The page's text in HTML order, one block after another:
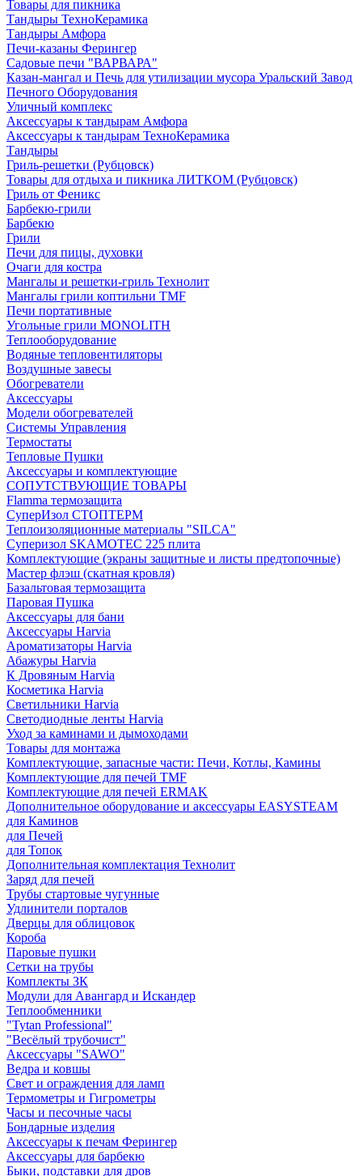
Товары для пикника
Тандыры ТехноКерамика
Тандыры Амфора
Печи-казаны Ферингер
Садовые печи "ВАРВАРА"
Казан-мангал и Печь для утилизации мусора Уральский Завод
Печного Оборудования
Уличный комплекс
Аксессуары к тандырам Амфора
Аксессуары к тандырам ТехноКерамика
Тандыры
Гриль-решетки (Рубцовск)
Товары для отдыха и пикника ЛИТКОМ (Рубцовск)
Гриль от Феникс
Барбекю-грили
Барбекю
Грили
Печи для пицы, духовки
Очаги для костра
Мангалы и решетки-гриль Технолит
Мангалы грили коптильни TMF
Печи портативные
Угольные грили MONOLITH
Теплооборудование
Водяные тепловентиляторы
Воздушные завесы
Обогреватели
Аксессуары
Модели обогревателей
Системы Управления
Термостаты
Тепловые Пушки
Аксессуары и комплектующие
СОПУТСТВУЮЩИЕ ТОВАРЫ
Flamma термозащита
СуперИзол СТОПТЕРМ
Теплоизоляционные материалы "SILCA"
Суперизол SKAMOTEC 225 плита
Комплектующие (экраны защитные и листы предтопочные)
Мастер флэш (скатная кровля)
Базальтовая термозащита
Паровая Пушка
Аксессуары для бани
Аксессуары Harvia
Ароматизаторы Harvia
Абажуры Harvia
К Дровяным Harvia
Косметика Harvia
Светильники Harvia
Светодиодные ленты Harvia
Уход за каминами и дымоходами
Товары для монтажа
Комплектующие, запасные части: Печи, Котлы, Камины
Комплектующие для печей TMF
Комплектующие для печей ERMAK
Дополнительное оборудование и аксессуары EASYSTEAM
для Каминов
для Печей
для Топок
Дополнительная комплектация Технолит
Заряд для печей
Трубы стартовые чугунные
Удлинители порталов
Дверцы для облицовок
Короба
Паровые пушки
Сетки на трубы
Комплекты ЗК
Модули для Авангард и Искандер
Теплообменники
"Tytan Professional"
"Весёлый трубочист"
Аксессуары "SAWO"
Ведра и ковшы
Свет и ограждения для ламп
Термометры и Гигрометры
Часы и песочные часы
Бондарные изделия
Аксессуары к печам Ферингер
Аксессуары для барбекю
Быки, подставки для дров